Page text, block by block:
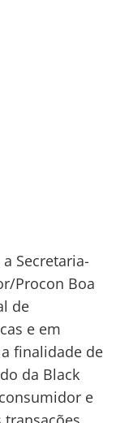
Secretaria-
Procon Boa
de
e em
finalidade de
da Black
e